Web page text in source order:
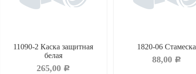
11090-2 Каска защитная
белая
265,00 Р
1820-06 Стамеска
88,00 Р